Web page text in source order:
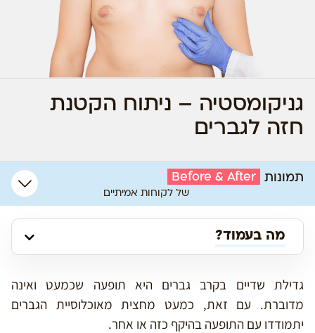
גניקומסטיה – ניתוח הקטנת
חזה לגברים
תמונות Before & After
של לקוחות אמיתיים
מה בעמוד?
גדילת שדיים בקרב גברים היא תופעה שכמעט ואינה
מדוברת. עם זאת, כמעט מחצית מאוכלוסיית הגברים
יתמודדו עם התופעה בהיקף כזה או אחר.